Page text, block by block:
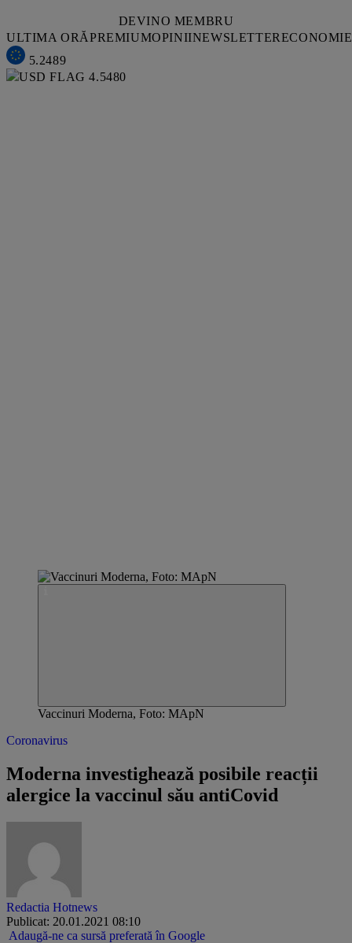
DEVINO MEMBRU
ULTIMA ORĂPREMIUMOPINIINEWSLETTERECONOMIE
5.2489
4.5480
Vaccinuri Moderna, Foto: MApN
Coronavirus
Moderna investighează posibile reacții
alergice la vaccinul său antiCovid
Redactia Hotnews
Publicat: 20.01.2021 08:10
Adaugă-ne ca sursă preferată în Google